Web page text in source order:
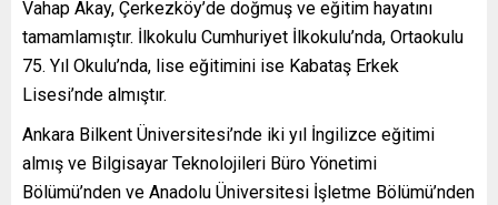
Vahap Akay, Çerkezköy’de doğmuş ve eğitim hayatını
tamamlamıştır. İlkokulu Cumhuriyet İlkokulu’nda, Ortaokulu
75. Yıl Okulu’nda, lise eğitimini ise Kabataş Erkek
Lisesi’nde almıştır.
Ankara Bilkent Üniversitesi’nde iki yıl İngilizce eğitimi
almış ve Bilgisayar Teknolojileri Büro Yönetimi
Bölümü’nden ve Anadolu Üniversitesi İşletme Bölümü’nden